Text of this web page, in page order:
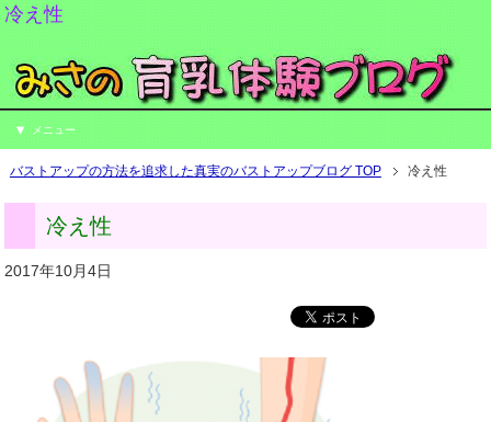
冷え性
メニュー
バストアップの方法を追求した真実のバストアップブログ TOP 冷え性
冷え性
2017年10月4日